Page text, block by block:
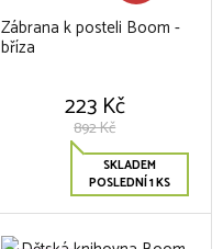
Zábrana k posteli Boom -
bříza
223 Kč
892 Kč
SKLADEM
POSLEDNÍ 1 KS